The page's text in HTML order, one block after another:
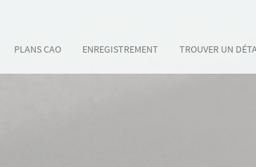
PLANS CAO ENREGISTREMENT TROUVER UN